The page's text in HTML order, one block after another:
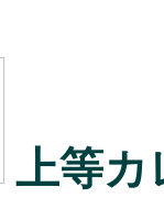
上等カ